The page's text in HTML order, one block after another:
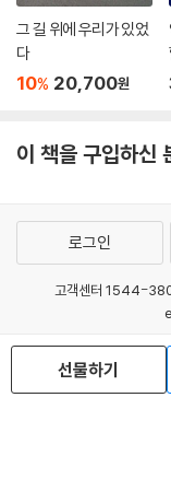
그 길 위에 우리가 있었
다
10% 20,700원
이 책을 구입하신
선물하기
로그인
고객센터 1544-
이용약관